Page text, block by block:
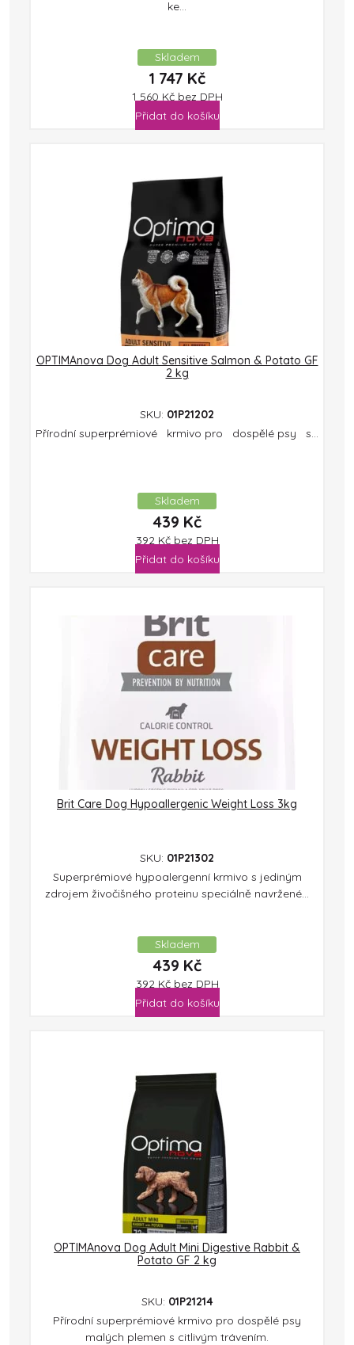
ke...
Skladem
1 747 Kč
1 560 Kč bez DPH
Přidat do košíku
OPTIMAnova Dog Adult Sensitive Salmon & Potato GF
2 kg
SKU: 01P21202
Přírodní superprémiové krmivo pro dospělé psy s...
Skladem
439 Kč
392 Kč bez DPH
Přidat do košíku
Brit Care Dog Hypoallergenic Weight Loss 3kg
SKU: 01P21302
Superprémiové hypoalergenní krmivo s jediným
zdrojem živočišného proteinu speciálně navržené...
Skladem
439 Kč
392 Kč bez DPH
Přidat do košíku
OPTIMAnova Dog Adult Mini Digestive Rabbit &
Potato GF 2 kg
SKU: 01P21214
Přírodní superprémiové krmivo pro dospělé psy
malých plemen s citlivým trávením.